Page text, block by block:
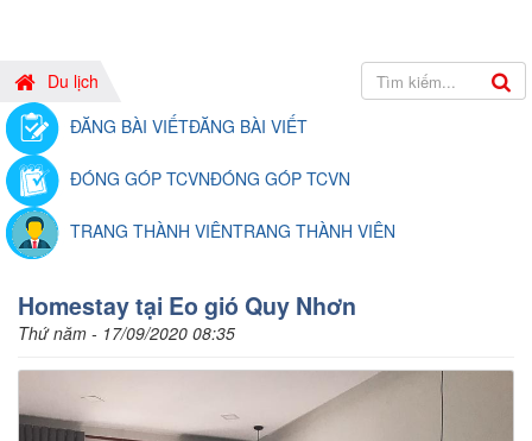
Du lịch
ĐĂNG BÀI VIẾTĐĂNG BÀI VIẾT
ĐÓNG GÓP TCVNĐÓNG GÓP TCVN
TRANG THÀNH VIÊNTRANG THÀNH VIÊN
Homestay tại Eo gió Quy Nhơn
Thứ năm - 17/09/2020 08:35